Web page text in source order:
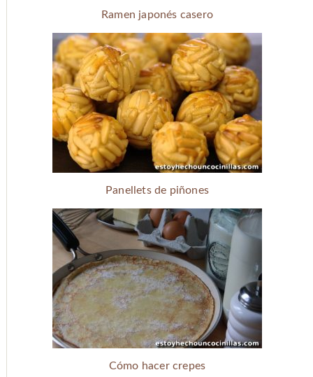
Ramen japonés casero
Panellets de piñones
Cómo hacer crepes